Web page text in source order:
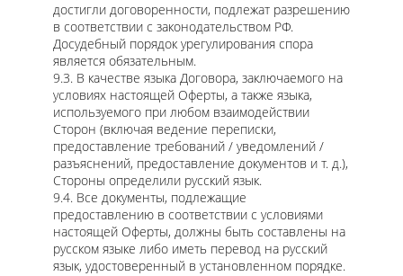
достигли договоренности, подлежат разрешению
в соответствии с законодательством РФ.
Досудебный порядок урегулирования спора
является обязательным.
9.3. В качестве языка Договора, заключаемого на
условиях настоящей Оферты, а также языка,
используемого при любом взаимодействии
Сторон (включая ведение переписки,
предоставление требований / уведомлений /
разъяснений, предоставление документов и т. д.),
Стороны определили русский язык.
9.4. Все документы, подлежащие
предоставлению в соответствии с условиями
настоящей Оферты, должны быть составлены на
русском языке либо иметь перевод на русский
язык, удостоверенный в установленном порядке.